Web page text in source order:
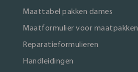
Maattabel pakken dames
Maatformulier voor maatpakken
Reparatieformulieren
Handleidingen